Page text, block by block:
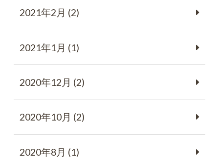
2021年2月 (2)
2021年1月 (1)
2020年12月 (2)
2020年10月 (2)
2020年8月 (1)